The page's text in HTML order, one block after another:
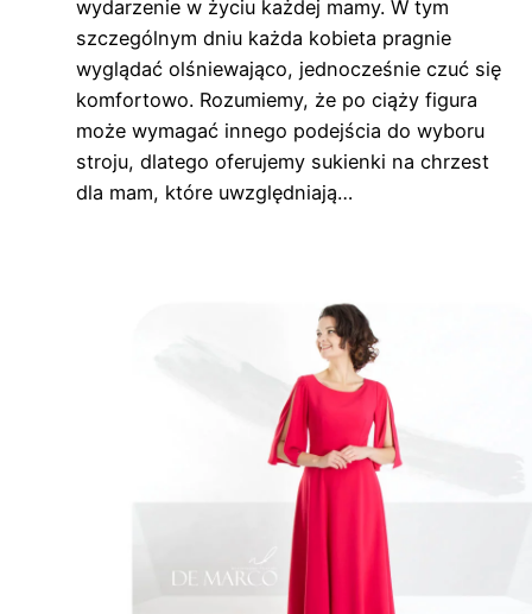
wydarzenie w życiu każdej mamy. W tym
szczególnym dniu każda kobieta pragnie
wyglądać olśniewająco, jednocześnie czuć się
komfortowo. Rozumiemy, że po ciąży figura
może wymagać innego podejścia do wyboru
stroju, dlatego oferujemy sukienki na chrzest
dla mam, które uwzględniają…